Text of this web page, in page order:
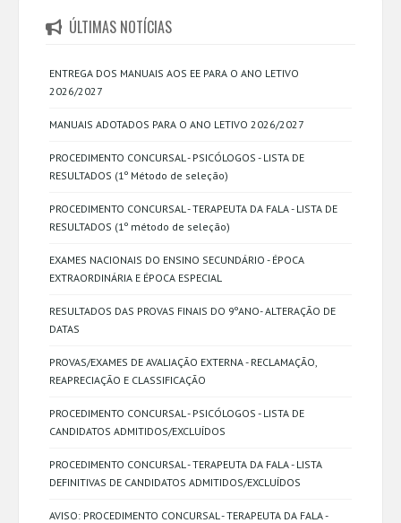
ÚLTIMAS NOTÍCIAS
ENTREGA DOS MANUAIS AOS EE PARA O ANO LETIVO
2026/2027
MANUAIS ADOTADOS PARA O ANO LETIVO 2026/2027
PROCEDIMENTO CONCURSAL - PSICÓLOGOS - LISTA DE
RESULTADOS (1º Método de seleção)
PROCEDIMENTO CONCURSAL - TERAPEUTA DA FALA - LISTA DE
RESULTADOS (1º método de seleção)
EXAMES NACIONAIS DO ENSINO SECUNDÁRIO - ÉPOCA
EXTRAORDINÁRIA E ÉPOCA ESPECIAL
RESULTADOS DAS PROVAS FINAIS DO 9ºANO- ALTERAÇÃO DE
DATAS
PROVAS/EXAMES DE AVALIAÇÃO EXTERNA - RECLAMAÇÃO,
REAPRECIAÇÃO E CLASSIFICAÇÃO
PROCEDIMENTO CONCURSAL - PSICÓLOGOS - LISTA DE
CANDIDATOS ADMITIDOS/EXCLUÍDOS
PROCEDIMENTO CONCURSAL - TERAPEUTA DA FALA - LISTA
DEFINITIVAS DE CANDIDATOS ADMITIDOS/EXCLUÍDOS
AVISO: PROCEDIMENTO CONCURSAL - TERAPEUTA DA FALA -